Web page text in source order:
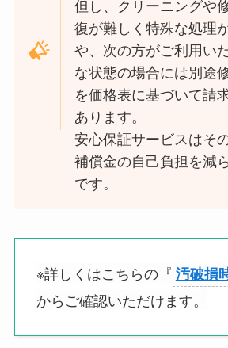
但し、クリーニングや
復が難しく特殊な処理
や、次の方がご利用い
な状態の場合には別途
を価格表に基づいて請
あります。
安心保証サービスはそ
補償金の自己負担を減
です。
※詳しくはこちらの『 汚破損
からご確認いただけます。